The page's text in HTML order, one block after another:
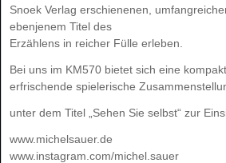
Snoek Verlag erschienenen,
ebenjenem Titel des
Erzählens in reicher Fülle erleben.
Bei uns im KM570 bietet sich eine
erfrischende spielerische
unter dem Titel „Sehen Sie selbst“ zur
www.michelsauer.de
www.instagram.com/michel.sauer